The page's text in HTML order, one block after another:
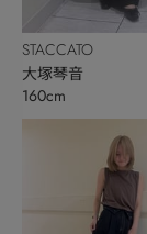
STACCATO
大塚琴音
160cm